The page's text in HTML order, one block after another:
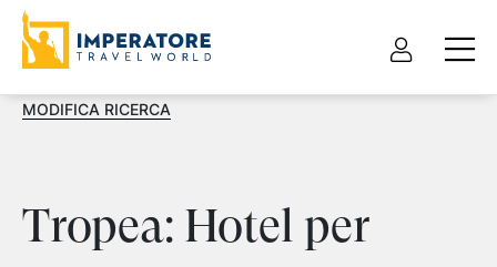
MODIFICA RICERCA
Tropea: Hotel per